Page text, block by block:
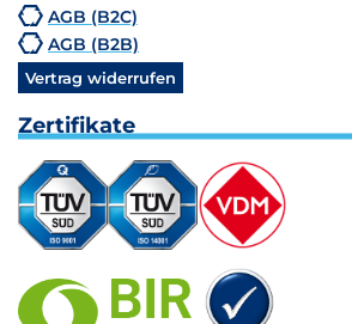
AGB (B2C)
AGB (B2B)
Vertrag widerrufen
Zertifikate